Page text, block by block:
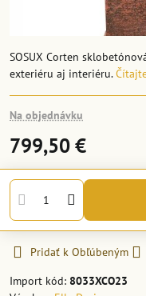
SOSUX Corten
exteriéru aj interiéru.
Na objednávku
799,50 €
Pridať k Obľúbeným
Import kód: 8033XCO23